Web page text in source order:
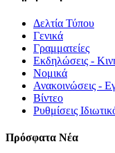
Δελτία Τύπου
Γενικά
Γραμματείες
Εκδηλώσεις -
Νομικά
Ανακοινώσεις -
Βίντεο
Ρυθμίσεις
Πρόσφατα Νέα